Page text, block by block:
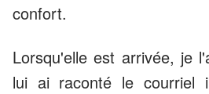
confort.
Lorsqu'elle est arrivée, je
lui ai raconté le courriel